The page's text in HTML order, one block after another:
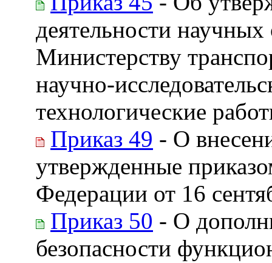
деятельности
Министерству
научно-
технологические
Приказ 49 - О
утвержденные
Федерации от 16
Приказ 50 - О
безопасности